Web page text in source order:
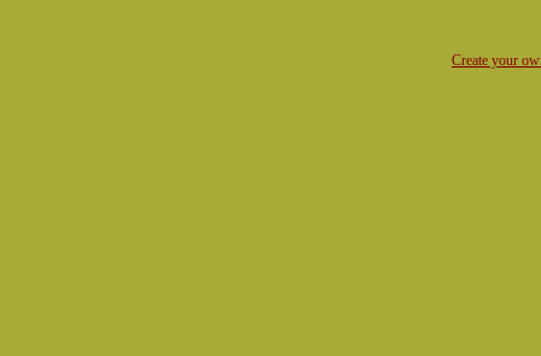
Create your